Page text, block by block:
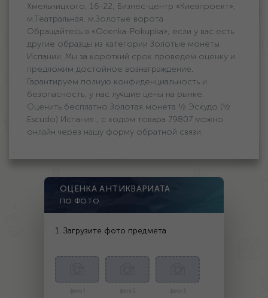
Хмельницкого, 16-22, Бизнес-центр «Киевпроект»,
м.Театральная, м.Золотые ворота
Обращайтесь в «Ocenka-Pokupka», если у вас есть
другие образцы из категории Золотые монеты
Испании. Мы за короткий срок проведем оценку и
предложим достойное вознаграждение.
Гарантируем полную конфиденциальность и
безопасность, у нас лучшие цены на рынке.
Оценить бесплатно Золотая монета ½ Эскудо (½
Escudo) Испания , с кодом товара 79807 можно
онлайн через нашу форму обратной связи.
ОЦЕНКА АНТИКВАРИАТА
ПО ФОТО
1. Загрузите фото предмета
фото 1 фото 2 фото 3